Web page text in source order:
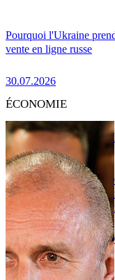
Pourquoi l'Ukraine
vente en ligne russe
30.07.2026
ÉCONOMIE